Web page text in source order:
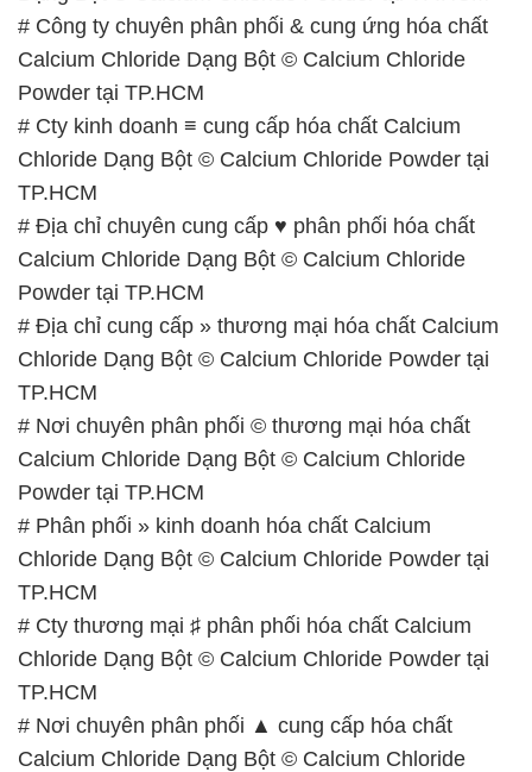
# Công ty chuyên phân phối & cung ứng hóa chất
Calcium Chloride Dạng Bột © Calcium Chloride
Powder tại TP.HCM
# Cty kinh doanh ≡ cung cấp hóa chất Calcium
Chloride Dạng Bột © Calcium Chloride Powder tại
TP.HCM
# Địa chỉ chuyên cung cấp ♥ phân phối hóa chất
Calcium Chloride Dạng Bột © Calcium Chloride
Powder tại TP.HCM
# Địa chỉ cung cấp » thương mại hóa chất Calcium
Chloride Dạng Bột © Calcium Chloride Powder tại
TP.HCM
# Nơi chuyên phân phối © thương mại hóa chất
Calcium Chloride Dạng Bột © Calcium Chloride
Powder tại TP.HCM
# Phân phối » kinh doanh hóa chất Calcium
Chloride Dạng Bột © Calcium Chloride Powder tại
TP.HCM
# Cty thương mại ♯ phân phối hóa chất Calcium
Chloride Dạng Bột © Calcium Chloride Powder tại
TP.HCM
# Nơi chuyên phân phối ▲ cung cấp hóa chất
Calcium Chloride Dạng Bột © Calcium Chloride